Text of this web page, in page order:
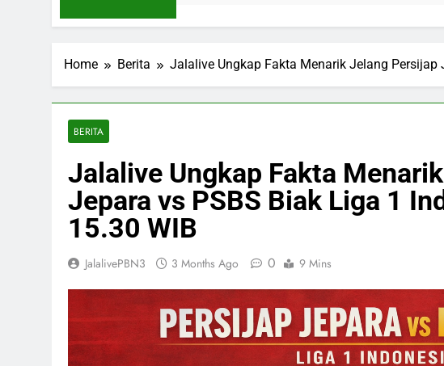
Home Berita Jalalive Ungkap Fakta Menarik Jelang Persijap
BERITA
Jalalive Ungkap Fakta
Jepara vs PSBS Biak Liga 1
15.30 WIB
JalalivePBN3 3 Months Ago 0 9 Mins